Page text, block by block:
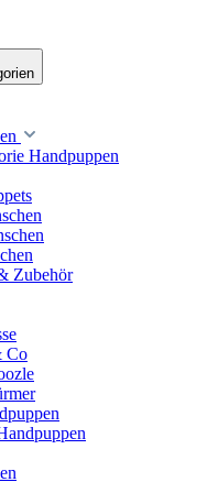
Handpuppen
Zubehör
Co